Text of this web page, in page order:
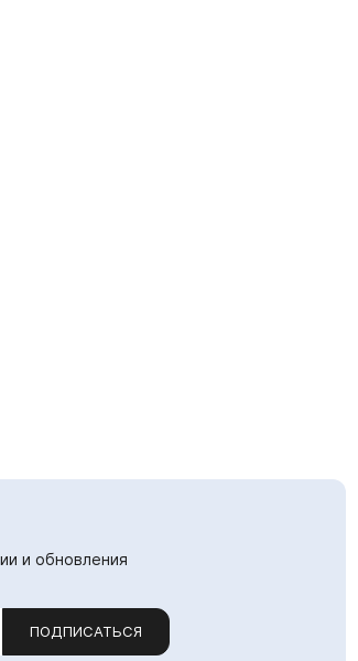
и обновления
ПОДПИСАТЬСЯ